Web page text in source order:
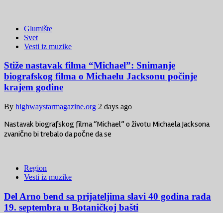
Glumište
Svet
Vesti iz muzike
Stiže nastavak filma “Michael”: Snimanje
biografskog filma o Michaelu Jacksonu počinje
krajem godine
By highwaystarmagazine.org 2 days ago
Nastavak biografskog filma “Michael” o životu Michaela Jacksona
zvanično bi trebalo da počne da se
Region
Vesti iz muzike
Del Arno bend sa prijateljima slavi 40 godina rada
19. septembra u Botaničkoj bašti